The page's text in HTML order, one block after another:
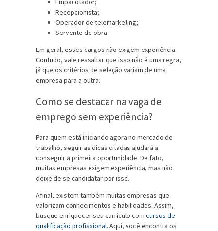
Empacotador;
Recepcionista;
Operador de telemarketing;
Servente de obra.
Em geral, esses cargos não exigem experiência.
Contudo, vale ressaltar que isso não é uma regra,
já que os critérios de seleção variam de uma
empresa para a outra.
Como se destacar na vaga de
emprego sem experiência?
Para quem está iniciando agora no mercado de
trabalho, seguir as dicas citadas ajudará a
conseguir a primeira oportunidade. De fato,
muitas empresas exigem experiência, mas não
deixe de se candidatar por isso.
Afinal, existem também muitas empresas que
valorizam conhecimentos e habilidades. Assim,
busque enriquecer seu currículo com cursos de
qualificação profissional. Aqui, você encontra os